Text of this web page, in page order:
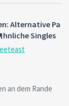
Alternative Pa
Singles
an dem Rande